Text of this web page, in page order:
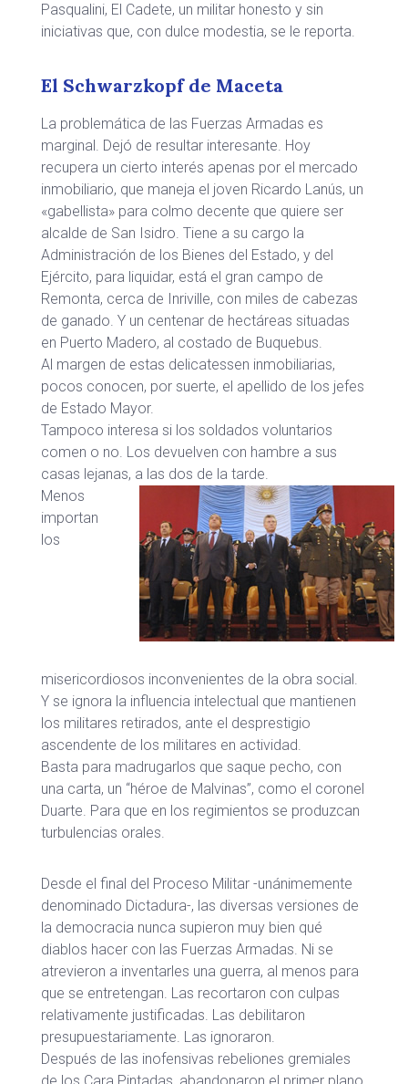
Pasqualini, El Cadete, un militar honesto y sin
iniciativas que, con dulce modestia, se le reporta.
El Schwarzkopf de Maceta
La problemática de las Fuerzas Armadas es
marginal. Dejó de resultar interesante. Hoy
recupera un cierto interés apenas por el mercado
inmobiliario, que maneja el joven Ricardo Lanús, un
«gabellista» para colmo decente que quiere ser
alcalde de San Isidro. Tiene a su cargo la
Administración de los Bienes del Estado, y del
Ejército, para liquidar, está el gran campo de
Remonta, cerca de Inriville, con miles de cabezas
de ganado. Y un centenar de hectáreas situadas
en Puerto Madero, al costado de Buquebus.
Al margen de estas delicatessen inmobiliarias,
pocos conocen, por suerte, el apellido de los jefes
de Estado Mayor.
Tampoco interesa si los soldados voluntarios
comen o no. Los devuelven con hambre a sus
casas lejanas, a las dos de la tarde.
Menos
importan
los
misericordiosos inconvenientes de la obra social.
Y se ignora la influencia intelectual que mantienen
los militares retirados, ante el desprestigio
ascendente de los militares en actividad.
Basta para madrugarlos que saque pecho, con
una carta, un “héroe de Malvinas”, como el coronel
Duarte. Para que en los regimientos se produzcan
turbulencias orales.
Desde el final del Proceso Militar -unánimemente
denominado Dictadura-, las diversas versiones de
la democracia nunca supieron muy bien qué
diablos hacer con las Fuerzas Armadas. Ni se
atrevieron a inventarles una guerra, al menos para
que se entretengan. Las recortaron con culpas
relativamente justificadas. Las debilitaron
presupuestariamente. Las ignoraron.
Después de las inofensivas rebeliones gremiales